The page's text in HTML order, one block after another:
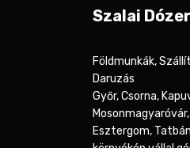
Szalai
Földmunkák,
Daruzás
Győr, Csorna,
Esztergom,